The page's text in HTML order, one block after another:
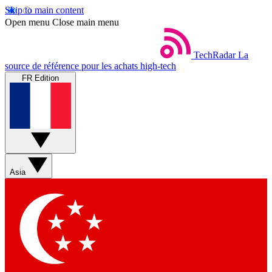
Skip to main content
Open menu Close main menu
TechRadar La
source de référence pour les achats high-tech
FR Edition
Asia